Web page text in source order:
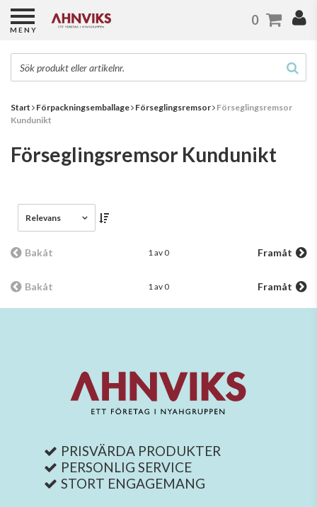
Start Förpackningsemballage Förseglingsremsor Förseglingsremsor
Kundunikt
Förseglingsremsor Kundunikt
Relevans
Bakåt 1 av 0 Framåt
Bakåt 1 av 0 Framåt
PRISVÄRDA PRODUKTER
PERSONLIG SERVICE
STORT ENGAGEMANG
MENY
0